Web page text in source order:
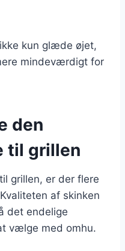
kun glæde øjet,
mindeværdigt for
den
til grillen
grillen, er der flere
af skinken
det endelige
vælge med omhu.